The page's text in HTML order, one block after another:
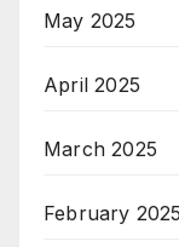
May 2025
April 2025
March 2025
February 2025